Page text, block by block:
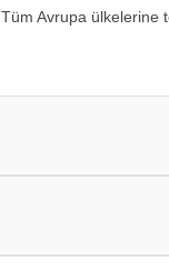
Tüm Avrupa ülkelerine